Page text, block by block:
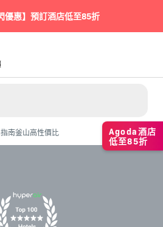
優惠】預訂酒店低至85折
南釜山高性價比
Agoda酒店
低至85折